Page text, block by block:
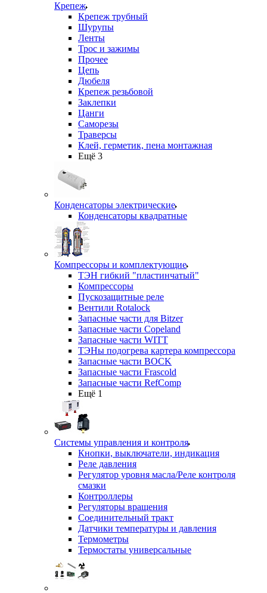
Крепеж
Крепеж трубный
Шурупы
Ленты
Трос и зажимы
Прочее
Цепь
Дюбеля
Крепеж резьбовой
Заклепки
Цанги
Саморезы
Траверсы
Клей, герметик, пена монтажная
Ещё 3
Конденсаторы электрические
Конденсаторы квадратные
Компрессоры и комплектующие
ТЭН гибкий "пластинчатый"
Компрессоры
Пускозащитные реле
Вентили Rotalock
Запасные части для Bitzer
Запасные части Copeland
Запасные части WITT
ТЭНы подогрева картера компрессора
Запасные части BOCK
Запасные части Frascold
Запасные части RefComp
Ещё 1
Системы управления и контроля
Кнопки, выключатели, индикация
Реле давления
Регулятор уровня масла/Реле контроля
смазки
Контроллеры
Регуляторы вращения
Соединительный тракт
Датчики температуры и давления
Термометры
Термостаты универсальные